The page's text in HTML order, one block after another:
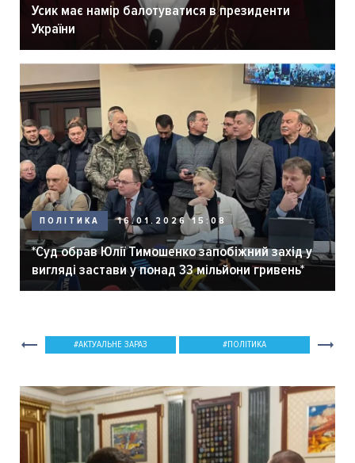
Усик має намір балотуватися в президенти
України
ПОЛІТИКА 16.01.2026 15:08
*Суд обрав Юлії Тимошенко запобіжний захід у
вигляді застави у понад 33 мільйони гривень*
АКТУАЛЬНЕ ЗАРАЗ ПОЛІТИКА